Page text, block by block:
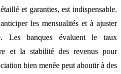
et garanties, est indispensable.
les mensualités et à ajuster
Les banques évaluent le taux
et la stabilité des revenus pour
bien menée peut aboutir à des